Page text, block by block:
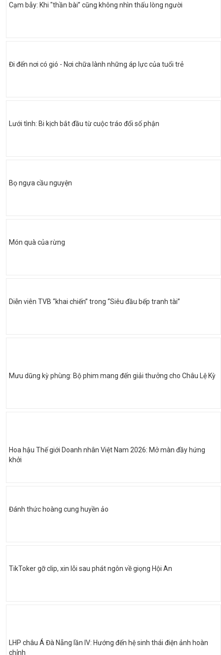
Cạm bẫy: Khi "thần bài” cũng không nhìn thấu lòng người
Đi đến nơi có gió - Nơi chữa lành những áp lực của tuổi trẻ
Lưới tình: Bi kịch bắt đầu từ cuộc tráo đổi số phận
Bọ ngựa cầu nguyện
Món quà của rừng
Diễn viên TVB “khai chiến” trong “Siêu đầu bếp tranh tài”
Mưu dũng kỳ phùng: Bộ phim mang đến giải thưởng cho Châu Lệ Kỳ
Hoa hậu Thế giới Doanh nhân Việt Nam 2026: Mở màn đầy hứng
khởi
Đánh thức hoàng cung huyền ảo
TikToker gỡ clip, xin lỗi sau phát ngôn về giọng Hội An
LHP châu Á Đà Nẵng lần IV: Hướng đến hệ sinh thái điện ảnh hoàn
chỉnh